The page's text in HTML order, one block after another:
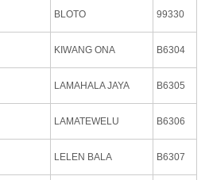
BLOTO 99330
KIWANG ONA B6304
LAMAHALA JAYA B6305
LAMATEWELU B6306
LELEN BALA B6307